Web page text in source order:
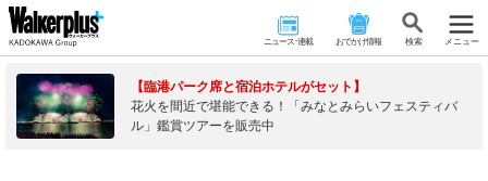
ニュース･連載 おでかけ情報 検 索 メニュー
【臨港パーク席と宿泊ホテルがセット】
花火を間近で堪能できる！「みなとみらいフェスティバ
ル」鑑賞ツアーを販売中